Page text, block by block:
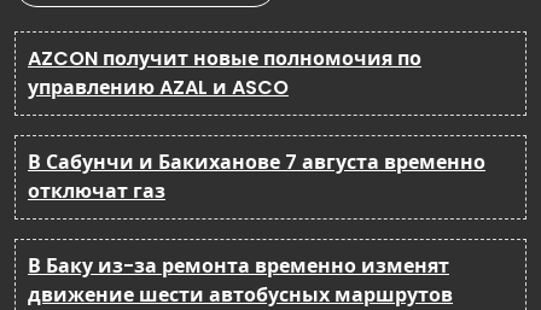
AZCON получит новые полномочия по
управлению AZAL и ASCO
В Сабунчи и Бакиханове 7 августа временно
отключат газ
В Баку из-за ремонта временно изменят
движение шести автобусных маршрутов